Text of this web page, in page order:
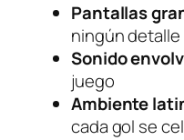
Pantallas
ningún detalle
Sonido
juego
Ambiente
cada gol se